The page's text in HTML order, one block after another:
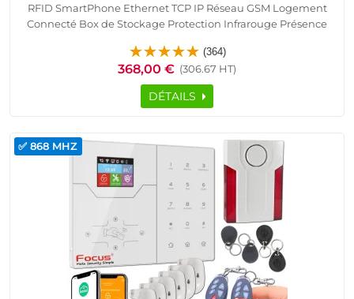
RFID SmartPhone Ethernet TCP IP Réseau GSM Logement
Connecté Box de Stockage Protection Infrarouge Présence
Sirène Cave Garage Sous-Sol
(364)
368,00 € (306.67 HT)
DÉTAILS
✅ 868 MHZ